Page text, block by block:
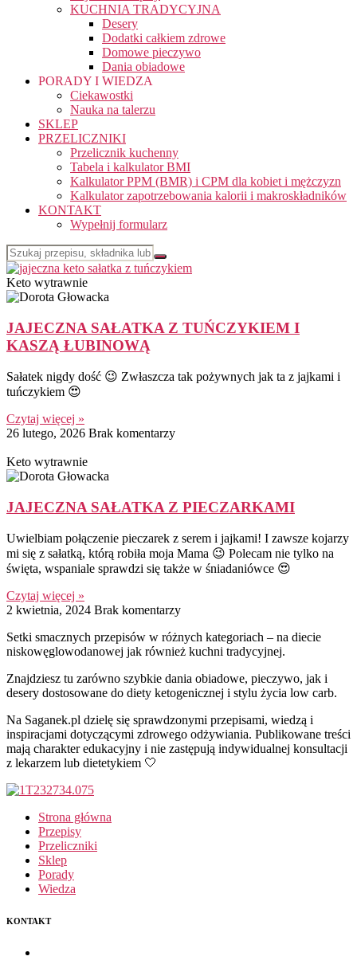
KUCHNIA TRADYCYJNA
Desery
Dodatki całkiem zdrowe
Domowe pieczywo
Dania obiadowe
PORADY I WIEDZA
Ciekawostki
Nauka na talerzu
SKLEP
PRZELICZNIKI
Przelicznik kuchenny
Tabela i kalkulator BMI
Kalkulator PPM (BMR) i CPM dla kobiet i mężczyzn
Kalkulator zapotrzebowania kalorii i makroskładników
KONTAKT
Wypełnij formularz
Keto wytrawnie
JAJECZNA SAŁATKA Z TUŃCZYKIEM I
KASZĄ ŁUBINOWĄ
Sałatek nigdy dość 😉 Zwłaszcza tak pożywnych jak ta z jajkami i
tuńczykiem 😍
Czytaj więcej »
26 lutego, 2026 Brak komentarzy
Keto wytrawnie
JAJECZNA SAŁATKA Z PIECZARKAMI
Uwielbiam połączenie pieczarek z serem i jajkami! I zawsze kojarzy
mi się z sałatką, którą robiła moja Mama 😉 Polecam nie tylko na
święta, wspaniale sprawdzi się także w śniadaniówce 😍
Czytaj więcej »
2 kwietnia, 2024 Brak komentarzy
Setki smacznych przepisów w różnych kategoriach – na diecie
niskowęglowodanowej jak również kuchni tradycyjnej.
Znajdziesz tu zarówno szybkie dania obiadowe, pieczywo, jak i
desery dostosowane do diety ketogenicznej i stylu życia low carb.
Na Saganek.pl dzielę się sprawdzonymi przepisami, wiedzą i
inspiracjami dotyczącymi zdrowego odżywiania. Publikowane treści
mają charakter edukacyjny i nie zastępują indywidualnej konsultacji
z lekarzem lub dietetykiem 🤍
Strona główna
Przepisy
Przeliczniki
Sklep
Porady
Wiedza
KONTAKT